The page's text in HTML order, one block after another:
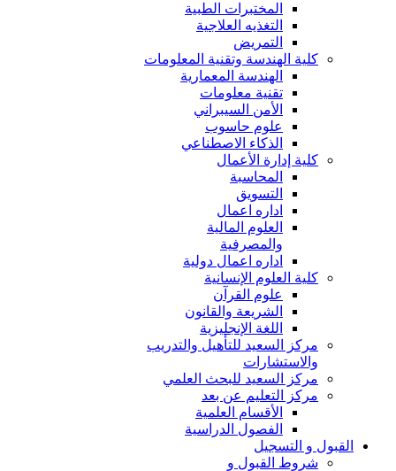
المختبرات الطبية
التغذيه العلاجية
التمريض
كلية الهندسة وتقنية المعلومات
الهندسة المعمارية
تقنية معلومات
الأمن السيبراني
علوم حاسوب
الذكاء الاصطناعي
كلية إدارة الأعمال
المحاسبة
التسويق
اداره اعمال
العلوم المالية
والمصرفية
اداره اعمال دولية
كلية العلوم الإنسانية
علوم القرآن
الشريعة والقانون
اللغة الإنجليزية
مركز السعيد للتأهيل والتدريب
والاستشارات
مركز السعيد للبحث العلمي
مركز التعليم عن بعد
الأقسام العلمية
الفصول الدراسية
القبول و التسجيل
شروط القبول و